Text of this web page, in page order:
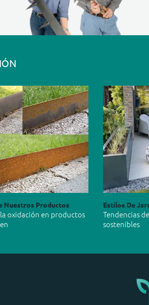
Nuestros Productos
oxidación en productos
Estilos De
Tendencias
sostenibles